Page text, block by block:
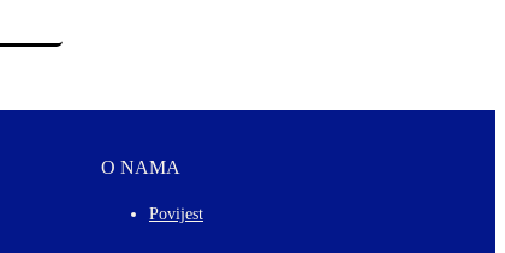
O NAMA
Povijest